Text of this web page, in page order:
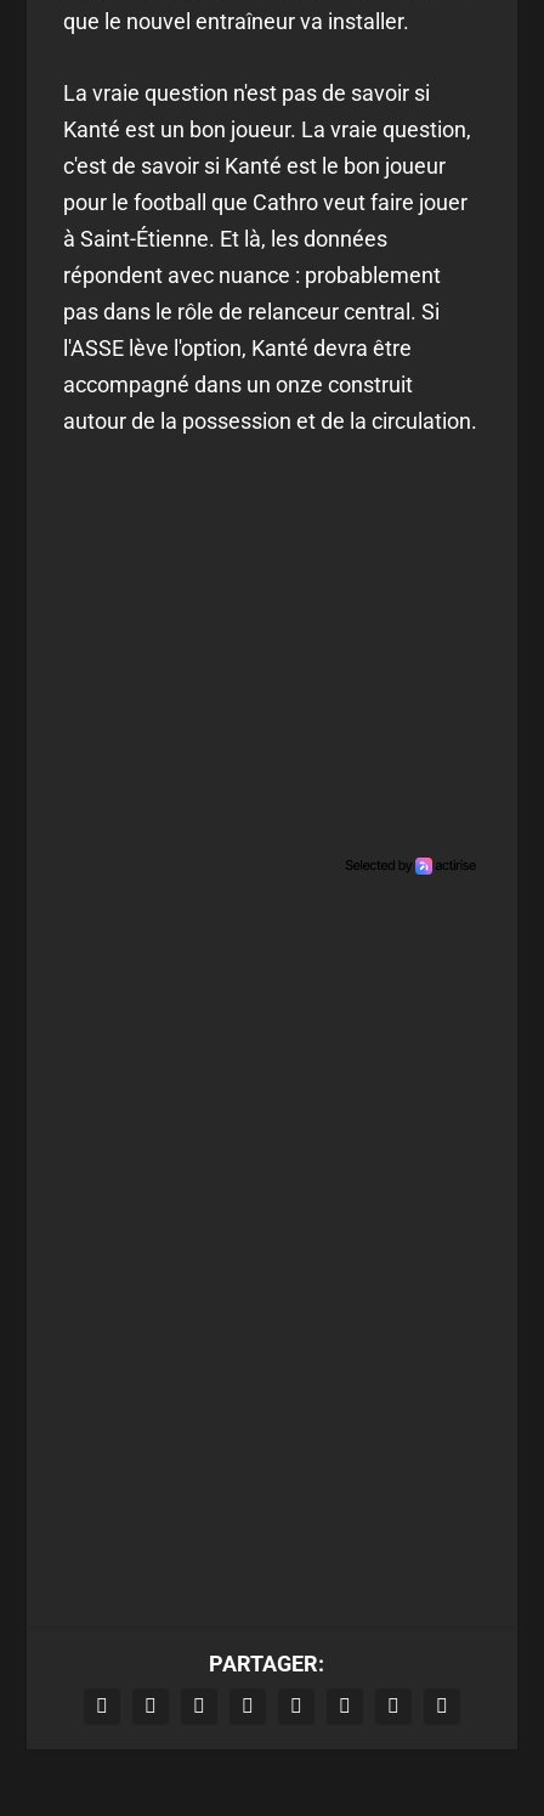
que le nouvel entraîneur va installer.
La vraie question n'est pas de savoir si
Kanté est un bon joueur. La vraie question,
c'est de savoir si Kanté est le bon joueur
pour le football que Cathro veut faire jouer
à Saint-Étienne. Et là, les données
répondent avec nuance : probablement
pas dans le rôle de relanceur central. Si
l'ASSE lève l'option, Kanté devra être
accompagné dans un onze construit
autour de la possession et de la circulation.
PARTAGER: